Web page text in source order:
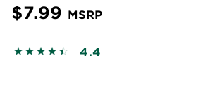
$7.99 MSRP
4.4258 out of 5 stars based on
4.4